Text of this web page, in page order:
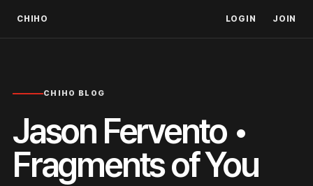
CHIHO LOGIN JOIN
CHIHO BLOG
Jason Fervento •
Fragments of You